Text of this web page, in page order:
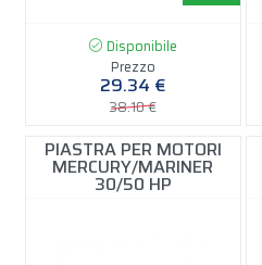
Disponibile
Prezzo
29.34 €
38.10 €
PIASTRA PER MOTORI
MERCURY/MARINER
30/50 HP